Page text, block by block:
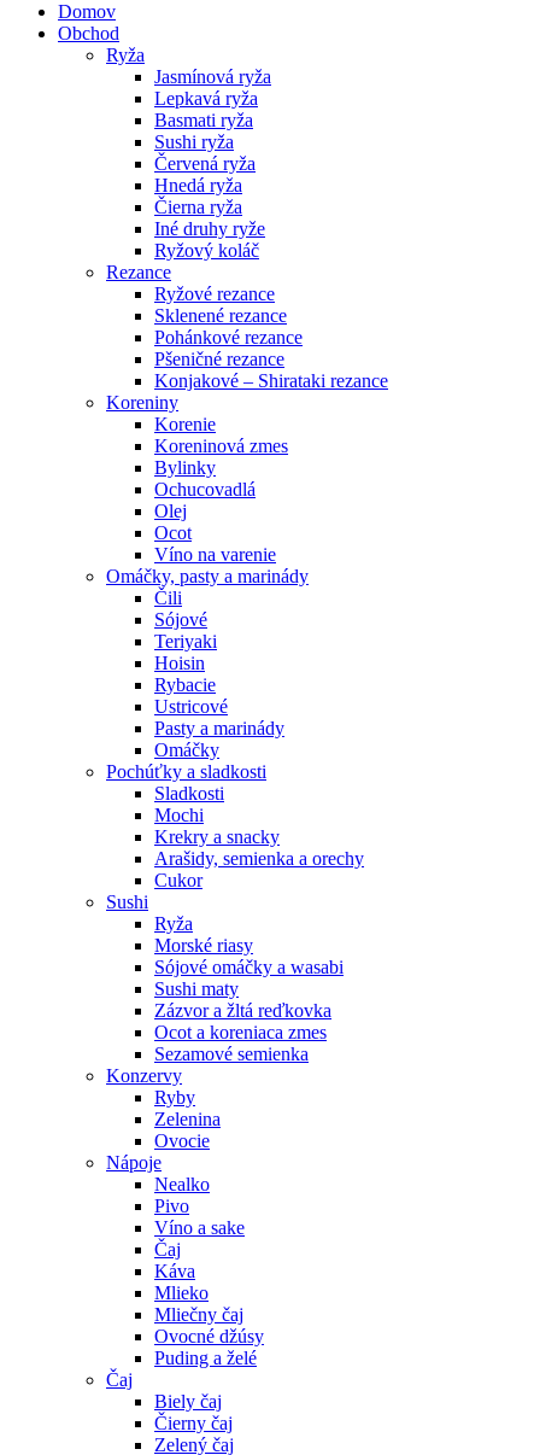
Domov
Obchod
Ryža
Jasmínová ryža
Lepkavá ryža
Basmati ryža
Sushi ryža
Červená ryža
Hnedá ryža
Čierna ryža
Iné druhy ryže
Ryžový koláč
Rezance
Ryžové rezance
Sklenené rezance
Pohánkové rezance
Pšeničné rezance
Konjakové – Shirataki rezance
Koreniny
Korenie
Koreninová zmes
Bylinky
Ochucovadlá
Olej
Ocot
Víno na varenie
Omáčky, pasty a marinády
Čili
Sójové
Teriyaki
Hoisin
Rybacie
Ustricové
Pasty a marinády
Omáčky
Pochúťky a sladkosti
Sladkosti
Mochi
Krekry a snacky
Arašidy, semienka a orechy
Cukor
Sushi
Ryža
Morské riasy
Sójové omáčky a wasabi
Sushi maty
Zázvor a žltá reďkovka
Ocot a koreniaca zmes
Sezamové semienka
Konzervy
Ryby
Zelenina
Ovocie
Nápoje
Nealko
Pivo
Víno a sake
Čaj
Káva
Mlieko
Mliečny čaj
Ovocné džúsy
Puding a želé
Čaj
Biely čaj
Čierny čaj
Zelený čaj